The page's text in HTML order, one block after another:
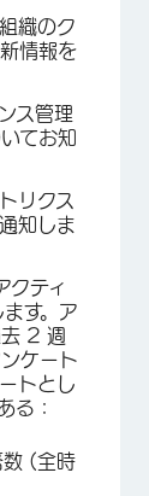
組織のク
情報を
ス管理
てお知
リクス
知しま
クティ
す。ア
去 2 週
ケート
トとし
る：
数 (全時